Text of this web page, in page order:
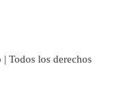
Todos los derechos